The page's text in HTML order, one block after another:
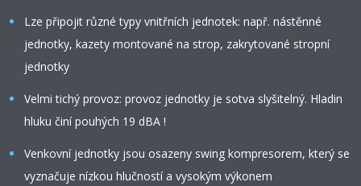
Lze připojit různé typy vnitřních jednotek: např. nástěnné
jednotky, kazety montované na strop, zakrytované stropní
jednotky
Velmi tichý provoz: provoz jednotky je sotva slyšitelný. Hladin
hluku činí pouhých 19 dBA !
Venkovní jednotky jsou osazeny swing kompresorem, který se
vyznačuje nízkou hlučností a vysokým výkonem